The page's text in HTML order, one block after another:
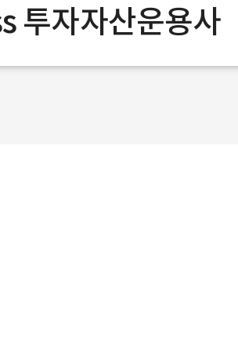
투자자산운용사